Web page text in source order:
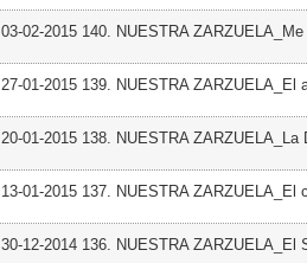
03-02-2015 140. NUESTRA
27-01-2015 139. NUESTRA ZARZUELA_El
20-01-2015 138. NUESTRA ZARZUELA_La
13-01-2015 137. NUESTRA ZARZUELA_El
30-12-2014 136. NUESTRA